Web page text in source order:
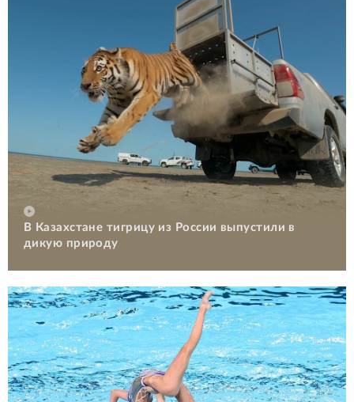
В Казахстане тигрицу из России выпустили в
дикую природу